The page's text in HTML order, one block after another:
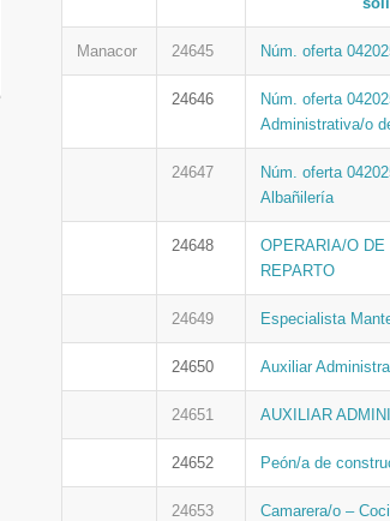
Manacor 24645 Núm. oferta
24646
Núm. oferta
Administrativa/o
24647
Núm. oferta
Albañilería
24648
OPERARIA/O DE
REPARTO
24649 Especialista
24650 Auxiliar
24651 AUXILIAR
24652 Peón/a de
24653
Camarera/o –